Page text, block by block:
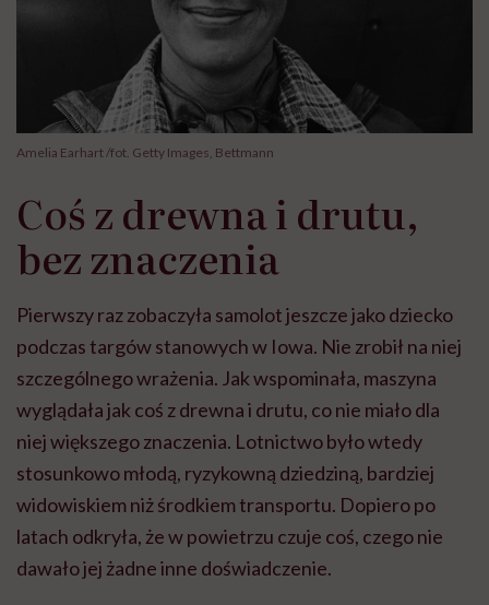
Amelia Earhart /fot. Getty Images, Bettmann
Coś z drewna i drutu,
bez znaczenia
Pierwszy raz zobaczyła samolot jeszcze jako dziecko
podczas targów stanowych w Iowa. Nie zrobił na niej
szczególnego wrażenia. Jak wspominała, maszyna
wyglądała jak coś z drewna i drutu, co nie miało dla
niej większego znaczenia. Lotnictwo było wtedy
stosunkowo młodą, ryzykowną dziedziną, bardziej
widowiskiem niż środkiem transportu. Dopiero po
latach odkryła, że w powietrzu czuje coś, czego nie
dawało jej żadne inne doświadczenie.